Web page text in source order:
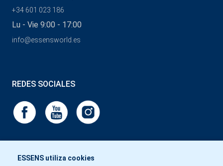
ESSENS utiliza cookies
+34 601 023 186
Lu - Vie 9:00 - 17:00
info@essensworld.es
REDES SOCIALES